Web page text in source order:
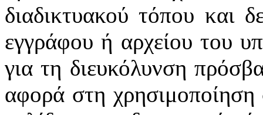
διαδικτυακού τόπου και
εγγράφου ή αρχείου του
για τη διευκόλυνση
αφορά στη